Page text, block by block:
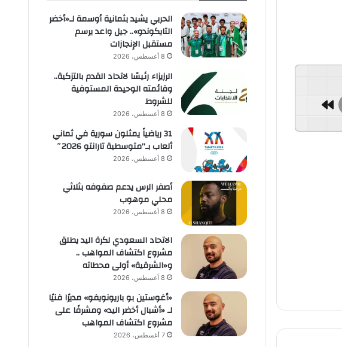
الحربي يشيد بثمانية أوسمة لـ«أخضر
التايكوندو».. جيل واعد يرسم
مستقبل الإنجازات
8 أغسطس، 2026
الرزيزاء رئيسًا لاتحاد القدم بالتزكية..
وقائمته الوحيدة المستوفية
للشروط
8 أغسطس، 2026
31 رياضياً يمثلون سورية في ثماني
ألعاب بـ”متوسطية تارانتو 2026″
8 أغسطس، 2026
أصفر الرس يدعم صفوفه بثلاثي
محلي موهوب
8 أغسطس، 2026
الاتحاد السعودي لكرة اليد يطلق
مشروع اكتشاف المواهب ..
و«الشرقية» أولى محطاته
8 أغسطس، 2026
«أغوستين بو باريونويفو» مديرًا فنيًا
لـ «أشبال أخضر اليد» ومشرفًا على
مشروع اكتشاف المواهب
7 أغسطس، 2026